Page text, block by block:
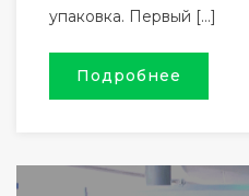
упаковка. Первый […]
Подробнее